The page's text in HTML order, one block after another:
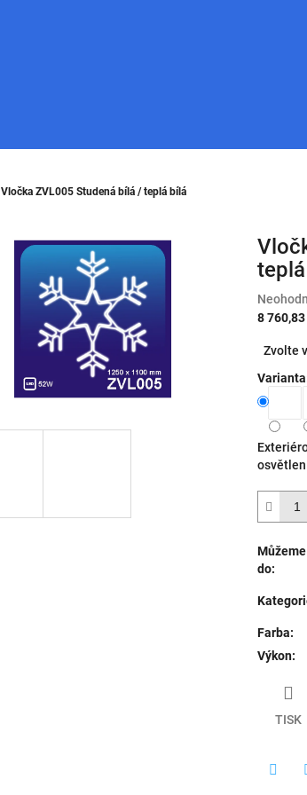
Vločka ZVL005 Studená bílá / teplá bílá
je
z
5
8 760,83
cena:
Zvolte
do:
Farba:
Výkon:
TISK